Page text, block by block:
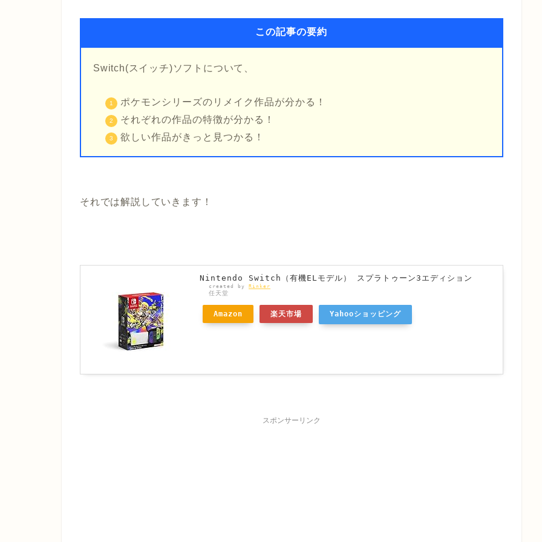
この記事の要約
Switch(スイッチ)ソフトについて、
ポケモンシリーズのリメイク作品が分かる！
それぞれの作品の特徴が分かる！
欲しい作品がきっと見つかる！
それでは解説していきます！
Nintendo Switch（有機ELモデル） スプラトゥーン3エディション
created by Rinker
任天堂
Amazon 楽天市場 Yahooショッピング
スポンサーリンク